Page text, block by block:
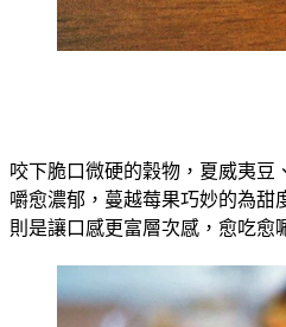
咬下脆口微硬的穀物，夏威夷豆
嚼愈濃郁，蔓越莓果巧妙的為甜
則是讓口感更富層次感，愈吃愈